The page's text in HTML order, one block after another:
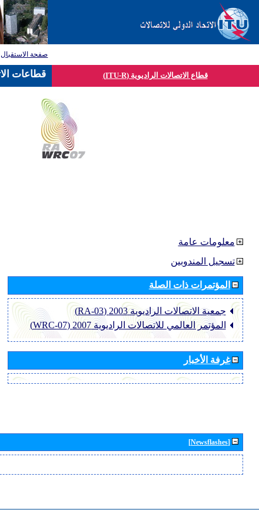
صفحة الاستقبال
قطاع الاتصالات الراديوية (ITU-R)
معلومات عامة
تسجيل المندوبين
المؤتمرات ذات الصلة
جمعية الاتصالات الراديوية 2003 (RA-03)
المؤتمر العالمي للاتصالات الراديوية 2007 (WRC-07)
غرفة الأخبار
[Newsflashes]
قطاعات